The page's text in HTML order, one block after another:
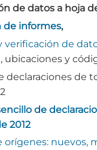
de datos a hoja
de informes,
verificación de
ubicaciones y
declaraciones de
de
2012
orígenes: nuevos,